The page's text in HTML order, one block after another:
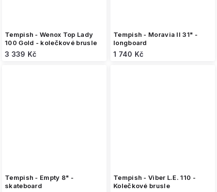
Tempish - Wenox Top Lady
100 Gold - kolečkové brusle
3 339 Kč
Tempish - Moravia II 31" -
longboard
1 740 Kč
Tempish - Empty 8" -
skateboard
Tempish - Viber L.E. 110 -
Kolečkové brusle